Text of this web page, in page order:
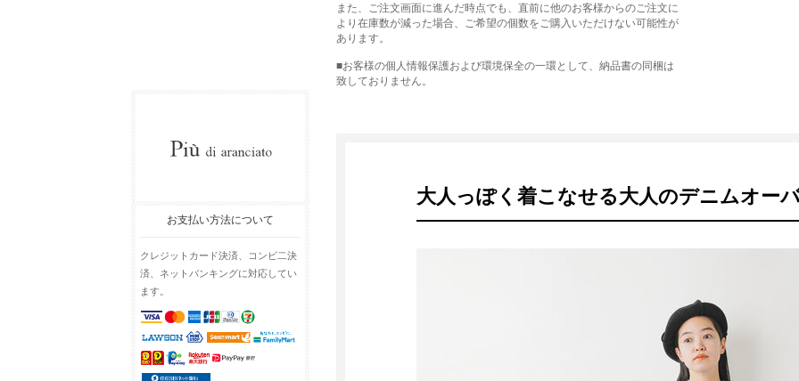
お支払い方法について
クレジットカード決済、コンビ二決
済、ネットバンキングに対応してい
ます。
また、ご注文画面に進んだ時点でも、直前に他のお客様からのご注文に
より在庫数が減った場合、ご希望の個数をご購入いただけない可能性が
あります。
■お客様の個人情報保護および環境保全の一環として、納品書の同梱は
致しておりません。
大人っぽく着こなせる大人のデニムオー